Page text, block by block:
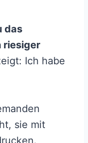
das
riesiger
Ich habe
sie mit